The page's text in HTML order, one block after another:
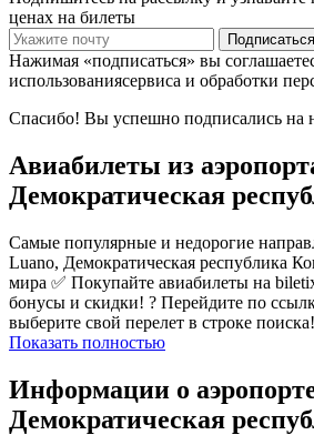
ценах на билеты
Подписаться
Нажимая «подписаться» вы
использованиясервиса и обработки
Спасибо! Вы успешно подписались на
Авиабилеты из
Демократическая
Самые популярные и недорогие
Luano, Демократическая республика
мира ✅ Покупайте авиабилеты на
бонусы и скидки! ? Перейдите по
выберите свой перелет в строке поиска!
Показать полностью
Информации о
Демократическая